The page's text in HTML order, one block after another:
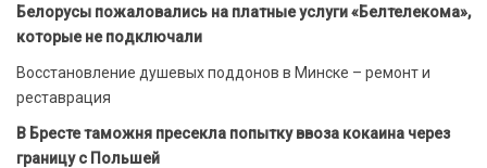
Белорусы пожаловались на платные услуги «Белтелекома»,
которые не подключали
Восстановление душевых поддонов в Минске – ремонт и
реставрация
В Бресте таможня пресекла попытку ввоза кокаина через
границу с Польшей